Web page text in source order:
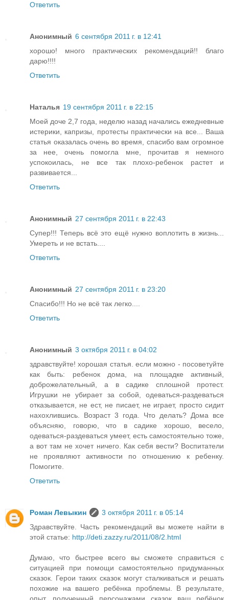
Ответить
Анонимный 6 сентября 2011 г. в 12:41
хорошо! много практических рекомендаций!! благо
дарю!!!!
Ответить
Наталья 19 сентября 2011 г. в 22:15
Моей доче 2,7 года, неделю назад начались ежедневные
истерики, капризы, протесты практически на все... Ваша
статья оказалась очень во время, спасибо вам огромное
за нее, очень помогла мне, прочитав я немного
успокоилась, не все так плохо-ребенок растет и
развивается...
Ответить
Анонимный 27 сентября 2011 г. в 22:43
Супер!!! Теперь всё это ещё нужно воплотить в жизнь...
Умереть и не встать....
Ответить
Анонимный 27 сентября 2011 г. в 23:20
Спасибо!!! Но не всё так легко....
Ответить
Анонимный 3 октября 2011 г. в 04:02
здравствуйте! хорошая статья. если можно - посоветуйте
как быть: ребенок дома, на площадке активный,
доброжелательный, а в садике сплошной протест.
Игрушки не убирает за собой, одеваться-раздеваться
отказывается, не ест, не писает, не играет, просто сидит
нахохлившись. Возраст 3 года. Что делать? Дома все
объясняю, говорю, что в садике хорошо, весело,
одеваться-раздеваться умеет, есть самостоятельно тоже,
а вот там не хочет ничего. Как себя вести? Воспитатели
не проявляют активности по отношению к ребенку.
Помогите.
Ответить
Роман Левыкин
3 октября 2011 г. в 05:14
Здравствуйте. Часть рекомендаций вы можете найти в
этой статье: http://deti.zazzy.ru/2011/08/2.html
Думаю, что быстрее всего вы сможете справиться с
ситуацией при помощи самостоятельно придуманных
сказок. Герои таких сказок могут сталкиваться и решать
похожие на вашего ребёнка проблемы. В результате,